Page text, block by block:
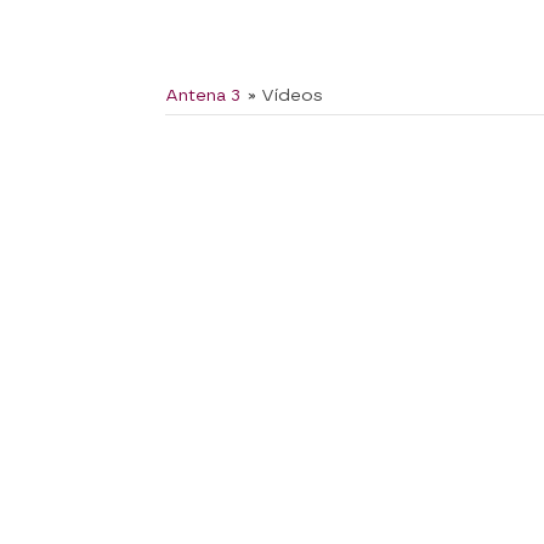
Antena 3 » Vídeos